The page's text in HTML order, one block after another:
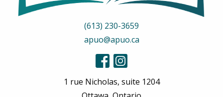
(613) 230-3659
apuo@apuo.ca
1 rue Nicholas, suite 1204